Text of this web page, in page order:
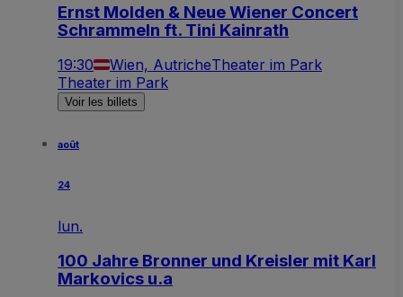
Ernst Molden & Neue Wiener Concert
Schrammeln ft. Tini Kainrath
19:30 Wien, AutricheTheater im Park
Theater im Park
Voir les billets
août
24
lun.
100 Jahre Bronner und Kreisler mit Karl
Markovics u.a